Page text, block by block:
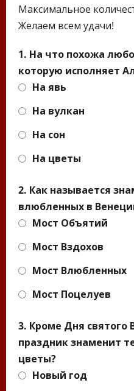
Максимальное
Желаем всем удачи!
1. На что похожа
которую исполняет
На явь
На вулкан
На сон
На цветы
2. Как называется
влюбленных в
Мост Объятий
Мост Вздохов
Мост Влюбленных
Мост Поцелуев
3. Кроме Дня святого
праздник знаменит
цветы?
Новый год